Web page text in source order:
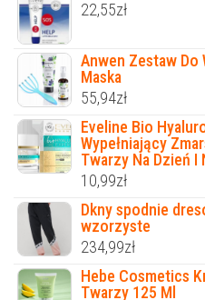
22,55zł
Anwen Zestaw
Maska
55,94zł
Eveline Bio
Wypełniający
Twarzy Na Dzień I
10,99zł
Dkny spodnie
wzorzyste
234,99zł
Hebe Cosmetics
Twarzy 125 Ml